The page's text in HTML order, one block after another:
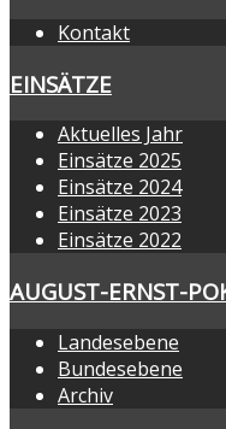
Kontakt
EINSÄTZE
Aktuelles Jahr
Einsätze 2025
Einsätze 2024
Einsätze 2023
Einsätze 2022
AUGUST-ERNST-
Landesebene
Bundesebene
Archiv